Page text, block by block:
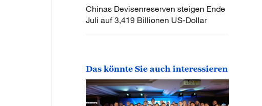
Chinas Devisenreserven steigen Ende
Juli auf 3,419 Billionen US-Dollar
Das könnte Sie auch interessieren